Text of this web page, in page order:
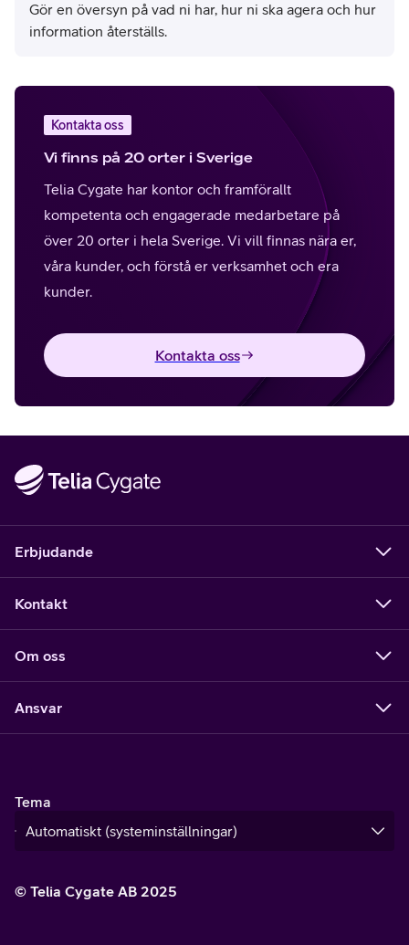
Gör en översyn på vad ni har, hur ni ska agera och hur
information återställs.
Kontakta oss
Vi finns på 20 orter i Sverige
Telia Cygate har kontor och framförallt
kompetenta och engagerade medarbetare på
över 20 orter i hela Sverige. Vi vill finnas nära er,
våra kunder, och förstå er verksamhet och era
kunder.
Kontakta oss
Erbjudande
Kontakt
Om oss
Ansvar
Tema
© Telia Cygate AB 2025